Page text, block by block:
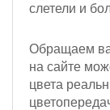
слетели и
Обращаем
на сайте
цвета